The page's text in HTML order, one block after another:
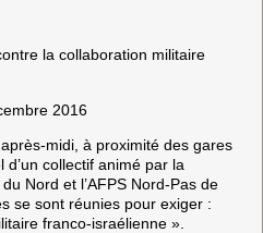
la collaboration militaire
2016
après-midi à proximité des gares
d’un collectif animé par la
Nord et l’AFPS Nord-Pas de
se sont réunies pour exiger :
franco-israélienne ».